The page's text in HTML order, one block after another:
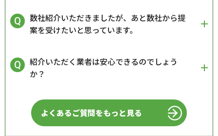
数社紹介いただきましたが、あと数社から提
案を受けたいと思っています。
紹介いただく業者は安心できるのでしょう
か？
よくあるご質問をもっと見る